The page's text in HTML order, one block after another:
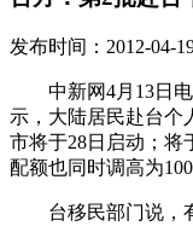
发布时间：2012-04-
中新网4月13日电
示，大陆居民赴台个
市将于28日启动；将
配额也同时调高为
台移民部门说，有